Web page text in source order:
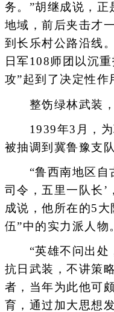
务。”胡继成说，正
地域，前后夹击才
到长乐村公路沿线
日军108师团以沉
攻”起到了决定性作
整饬绿林武装，
1939年3月，为
被抽调到冀鲁豫支
“鲁西南地区自古
司令，五里一队长’
成说，他所在的5
伍”中的实力派人物
“英雄不问出处
抗日武装，不讲策
者，当年为此他可
育，通过加大思想